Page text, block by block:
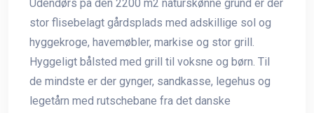
Udendørs på den 2200 m2 naturskønne grund er der
stor flisebelagt gårdsplads med adskillige sol og
hyggekroge, havemøbler, markise og stor grill.
Hyggeligt bålsted med grill til voksne og børn. Til
de mindste er der gynger, sandkasse, legehus og
legetårn med rutschebane fra det danske